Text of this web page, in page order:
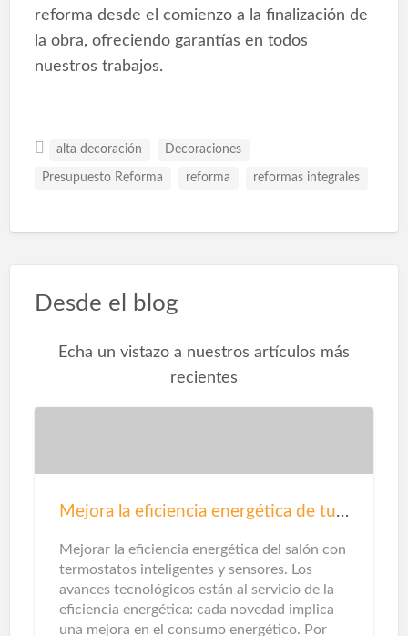
reforma desde el comienzo a la finalización de
la obra, ofreciendo garantías en todos
nuestros trabajos.
alta decoración Decoraciones
Presupuesto Reforma reforma reformas integrales
Desde el blog
Echa un vistazo a nuestros artículos más
recientes
Mejora la eficiencia energética de tu salón
Mejorar la eficiencia energética del salón con
termostatos inteligentes y sensores. Los
avances tecnológicos están al servicio de la
eficiencia energética: cada novedad implica
una mejora en el consumo energético. Por